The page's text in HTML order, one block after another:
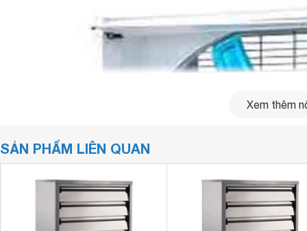
Xem thêm
SẢN PHẨM LIÊN QUAN